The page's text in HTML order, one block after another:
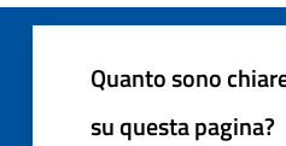
Quanto sono
su questa pagina?